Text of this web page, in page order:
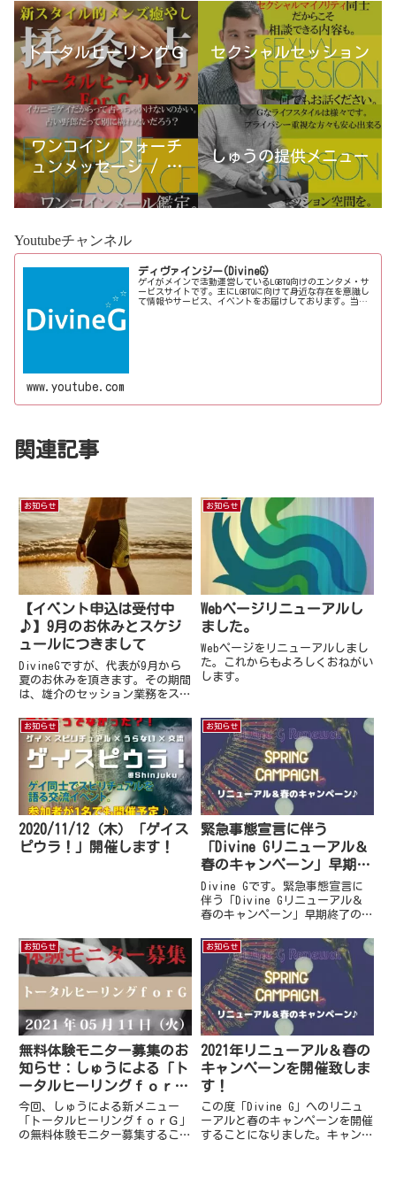
トータルヒーリングＧ セクシャルセッション
ワンコイン フォーチ
ュンメッセージ / 古
宮優雨
しゅうの提供メニュー
Youtubeチャンネル
ディヴァインジー(DivineG)
ゲイがメインで活動運営しているLGBTQ向けのエンタメ・サ
ービスサイトです。主にLGBTQに向けて身近な存在を意識し
て情報やサービス、イベントをお届けしております。当事
www.youtube.com
関連記事
お知らせ
【イベント申込は受付中
♪】9月のお休みとスケジ
ュールにつきまして
DivineGですが、代表が9月から
夏のお休みを頂きます。その期間
は、雄介のセッション業務をスト
いただければ幸いです。しゅうの
メニュー「トータルヒーリング
G」は９月も火曜日・土曜日・日
曜日 13:00-21:0...
お知らせ
Webページリニューアルし
ました。
Webページをリニューアルしまし
た。これからもよろしくおねがい
します。
お知らせ
2020/11/12（木）「ゲイス
ピウラ！」開催します！
お知らせ
緊急事態宣言に伴う
「Divine Gリニューアル＆
春のキャンペーン」早期終
了のお知らせ
Divine Gです。緊急事態宣言に
伴う「Divine Gリニューアル＆
春のキャンペーン」早期終了のお
が、緊急事態宣言に伴い誠に遺憾
ですが「Divine Gリニューアル
＆春のキャンペーン」を早期終了
させていただく...
お知らせ
無料体験モニター募集のお
知らせ：しゅうによる「ト
ータルヒーリングｆｏｒ
Ｇ」
今回、しゅうによる新メニュー
「トータルヒーリングｆｏｒＧ」
の無料体験モニター募集すること
お知らせ
2021年リニューアル＆春の
キャンペーンを開催致しま
す！
この度「Divine G」へのリニュ
ーアルと春のキャンペーンを開催
することになりました。キャンペ